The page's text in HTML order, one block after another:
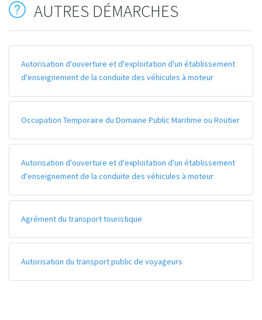
AUTRES DÉMARCHES
Autorisation d'ouverture et d'exploitation d'un établissement
d'enseignement de la conduite des véhicules à moteur
Occupation Temporaire du Domaine Public Maritime ou Routier
Autorisation d'ouverture et d'exploitation d'un établissement
d'enseignement de la conduite des véhicules à moteur
Agrément du transport touristique
Autorisation du transport public de voyageurs